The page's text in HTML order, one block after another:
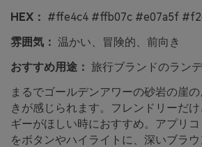
HEX： #ffe4c4 #ffb07c #e07a5f
雰囲気： 温かい、冒険的、前向き
おすすめ用途： 旅行ブランドのラン
まるでゴールデンアワーの砂岩の崖
きが感じられます。フレンドリーだ
ギーがほしい時におすすめ。アプリ
をボタンやハイライトに、深いブラ